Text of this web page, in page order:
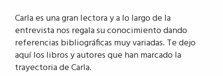
Carla es una gran lectora y a lo largo de la
entrevista nos regala su conocimiento dando
referencias bibliográficas muy variadas. Te dejo
aquí los libros y autores que han marcado la
trayectoria de Carla.